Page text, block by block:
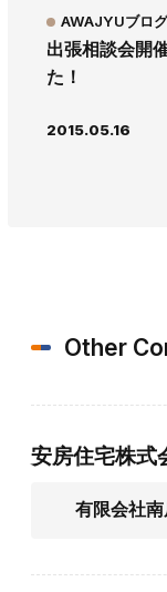
出張相談会開
た！
AWAJYUブログ
2015.05.16
Other
安房住宅株式
有限会社